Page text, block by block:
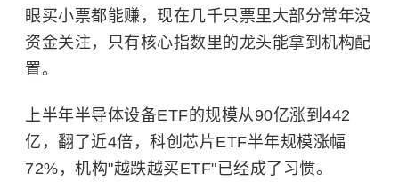
眼买小票都能赚，现在几千只票里大部分常年没
资金关注，只有核心指数里的龙头能拿到机构配
置。
上半年半导体设备ETF的规模从90亿涨到442
亿，翻了近4倍，科创芯片ETF半年规模涨幅
72%，机构"越跌越买ETF"已经成了习惯。